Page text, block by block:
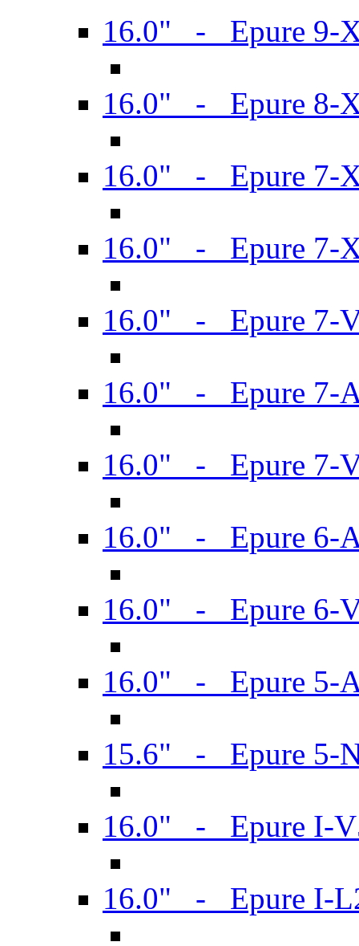
16.0" - Epure 9-
16.0" - Epure 8-
16.0" - Epure 7-
16.0" - Epure 7-
16.0" - Epure 7-
16.0" - Epure 7-
16.0" - Epure 7-
16.0" - Epure 6-
16.0" - Epure 6-
16.0" - Epure 5-
15.6" - Epure 5-
16.0" - Epure I-
16.0" - Epure I-